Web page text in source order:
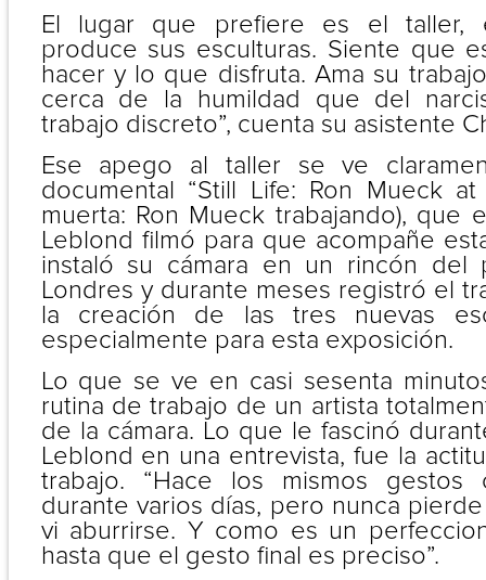
El lugar que prefiere es el taller,
produce sus esculturas. Siente que
hacer y lo que disfruta. Ama su
cerca de la humildad que del
trabajo discreto”, cuenta su asistente
Ese apego al taller se ve
documental “Still Life: Ron Mueck at
muerta: Ron Mueck trabajando), que
Leblond filmó para que acompañe
instaló su cámara en un rincón del
Londres y durante meses registró el
la creación de las tres nuevas
especialmente para esta exposición.
Lo que se ve en casi sesenta
rutina de trabajo de un artista
de la cámara. Lo que le fascinó
Leblond en una entrevista, fue la
trabajo. “Hace los mismos gestos
durante varios días, pero nunca
vi aburrirse. Y como es un
hasta que el gesto final es preciso”.